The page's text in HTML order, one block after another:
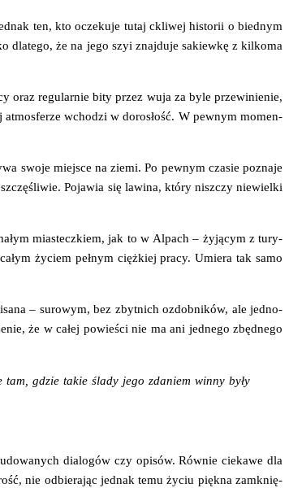
ten, kto ocze­ku­je tutaj ckli­wej histo­rii o bied­nym
dla­te­go, że na jego szyi znaj­du­je sakiew­kę z kil­ko­ma
oraz regu­lar­nie bity przez wuja za byle prze­wi­nie­nie,
wcho­dzi w doro­słość. W pew­nym momen­
swo­je miej­sce na zie­mi. Po pew­nym cza­sie pozna­je
Poja­wia się lawi­na, któ­ry nisz­czy nie­wiel­ki
mia­stecz­kiem, jak to w Alpach – żyją­cym z tury­
życiem peł­nym cięż­kiej pra­cy. Umie­ra tak samo
– suro­wym, bez zbyt­nich ozdob­ni­ków, ale jed­no­
że w całej powie­ści nie ma ani jed­ne­go zbęd­ne­go
gdzie takie śla­dy jego zda­niem win­ny były
dia­lo­gów czy opi­sów. Rów­nie cie­ka­we dla
nie odbie­ra­jąc jed­nak temu życiu pięk­na zamknię­